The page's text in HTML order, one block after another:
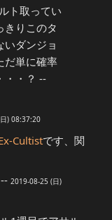
ト取ってい
きりこのタ
いダンジョ
だ単に確率
・・？ --
) 08:37:20
Cultistです、関
2019-08-25 (日)